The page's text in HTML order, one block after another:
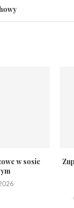
w sosie